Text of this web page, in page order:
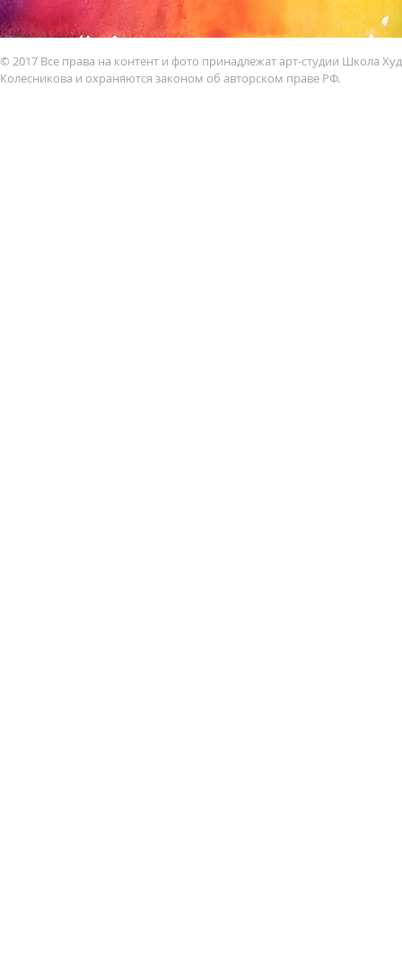
© 2017 Все права на контент и фото принадлежат арт-студии Школа
Колесникова и охраняются законом об авторском праве РФ.